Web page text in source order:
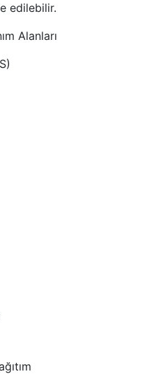
edilebilir.
Alanları